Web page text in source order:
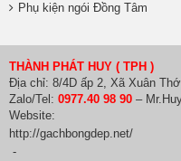
Phụ kiện ngói Đồng Tâm
THÀNH PHÁT HUY ( TPH )
Địa chỉ: 8/4D ấp 2, Xã Xuân
Zalo/Tel: 0977.40 98 90 –
Website:
http://gachbongdep.net/
-